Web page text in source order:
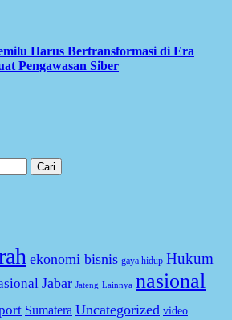
Harus Bertransformasi di Era
Pengawasan Siber
ekonomi bisnis gaya hidup Hukum
Jabar Jateng Lainnya nasional
Sumatera Uncategorized video